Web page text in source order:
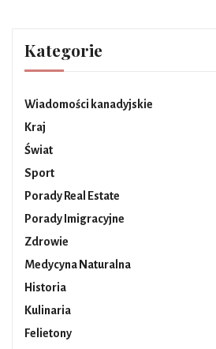
Kategorie
Wiadomości kanadyjskie
Kraj
Świat
Sport
Porady Real Estate
Porady Imigracyjne
Zdrowie
Medycyna Naturalna
Historia
Kulinaria
Felietony